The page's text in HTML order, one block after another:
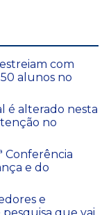
com
alunos no
é alterado nesta
no
Conferência
e do
e